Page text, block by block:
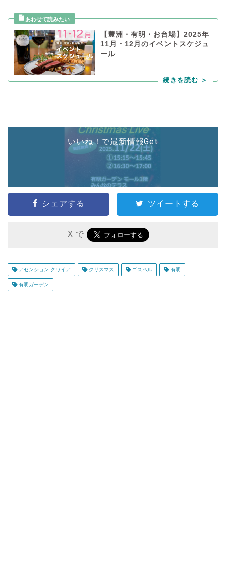
【豊洲・有明・お台場】2025年
11月・12月のイベントスケジュ
ール
いいね！で最新情報Get
シェアする ツイートする
X で
アセンション クワイア クリスマス ゴスペル 有明
有明ガーデン